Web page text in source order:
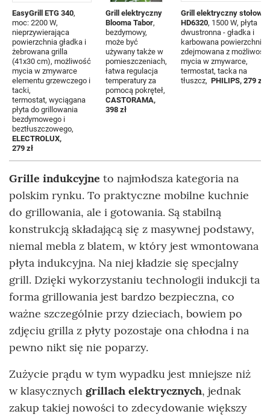
EasyGrill ETG 340,
moc: 2200 W,
nieprzywierająca
powierzchnia gładka i
żebrowana grilla
(41x30 cm), możliwość
mycia w zmywarce
elementu grzewczego i
tacki,
termostat, wyciągana
płyta do grillowania
bezdymowego i
beztłuszczowego,
ELECTROLUX,
279 zł
Grill elektryczny
Blooma Tabor,
bezdymowy,
może być
używany także w
pomieszczeniach,
łatwa regulacja
temperatury za
pomocą pokręteł,
CASTORAMA,
398 zł
Grill elektryczny stołowy
HD6320, 1500 W, płyta
dwustronna - gładka i
karbowana powierzchnia,
zdejmowana z
mycia w zmywarce,
termostat, tacka na
tłuszcz, PHILIPS, 279 zł
Grille indukcyjne to najmłodsza kategoria na
polskim rynku. To praktyczne mobilne kuchnie
do grillowania, ale i gotowania. Są stabilną
konstrukcją składającą się z masywnej podstawy,
niemal mebla z blatem, w który jest wmontowana
płyta indukcyjna. Na niej kładzie się specjalny
grill. Dzięki wykorzystaniu technologii indukcji ta
forma grillowania jest bardzo bezpieczna, co
ważne szczególnie przy dzieciach, bowiem po
zdjęciu grilla z płyty pozostaje ona chłodna i na
pewno nikt się nie poparzy.
Zużycie prądu w tym wypadku jest mniejsze niż
w klasycznych grillach elektrycznych, jednak
zakup takiej nowości to zdecydowanie większy